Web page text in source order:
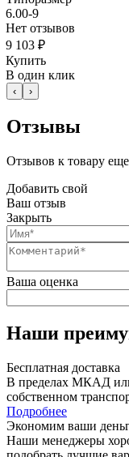
6.00-9
Нет отзывов
9 103 ₽
Купить
В один клик
‹ ›
Отзывы
Отзывов к товару
Добавить свой
Ваш отзыв
Закрыть
Ваша оценка
Наши
Бесплатная доставка
В пределах МКАД
собственном
Подробнее
Экономим ваши
Наши менеджеры